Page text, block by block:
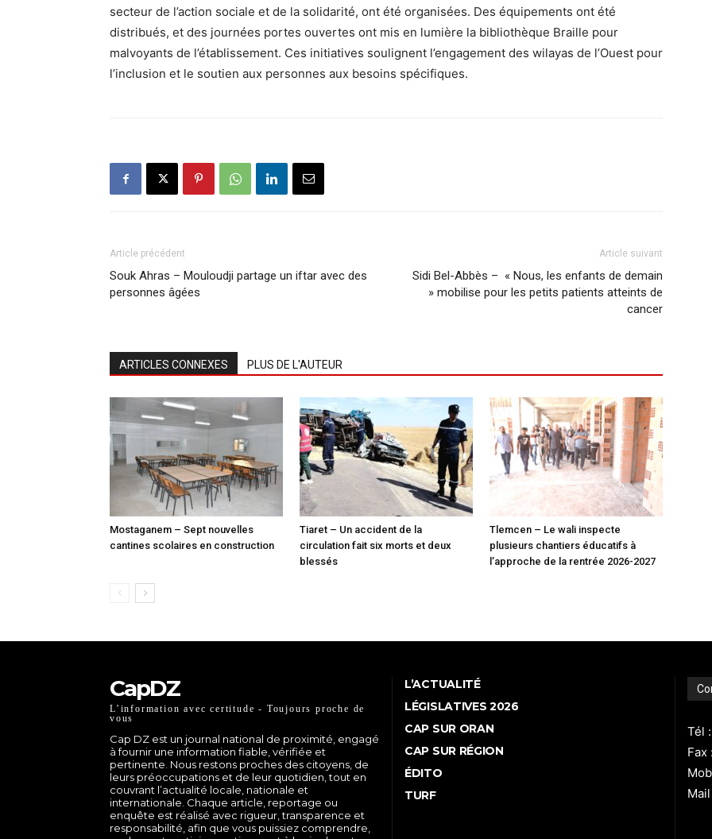
secteur de l’action sociale et de la solidarité, ont été organisées. Des équipements ont été
distribués, et des journées portes ouvertes ont mis en lumière la bibliothèque Braille pour
malvoyants de l’établissement. Ces initiatives soulignent l’engagement des wilayas de l’Ouest pour
l’inclusion et le soutien aux personnes aux besoins spécifiques.
Article précédent
Souk Ahras – Mouloudji partage un iftar avec des
personnes âgées
Article suivant
Sidi Bel-Abbès – « Nous, les enfants de demain
» mobilise pour les petits patients atteints de
cancer
ARTICLES CONNEXES PLUS DE L'AUTEUR
Mostaganem – Sept nouvelles
cantines scolaires en construction
Tiaret – Un accident de la
circulation fait six morts et deux
blessés
Tlemcen – Le wali inspecte
plusieurs chantiers éducatifs à
l’approche de la rentrée 2026-2027
CapDZ
L’information avec certitude - Toujours proche de
vous
Cap DZ est un journal national de proximité, engagé
à fournir une information fiable, vérifiée et
pertinente. Nous restons proches des citoyens, de
leurs préoccupations et de leur quotidien, tout en
couvrant l’actualité locale, nationale et
internationale. Chaque article, reportage ou
enquête est réalisé avec rigueur, transparence et
responsabilité, afin que vous puissiez comprendre,
L’ACTUALITÉ
LÉGISLATIVES 2026
CAP SUR ORAN
CAP SUR RÉGION
ÉDITO
TURF
Tél
Fax